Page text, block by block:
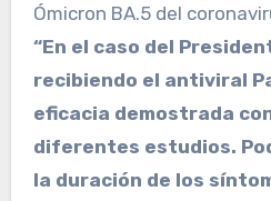
Ómicron BA.5 del
“En el caso del
recibiendo el antiviral
eficacia demostrada
diferentes estudios.
la duración de los